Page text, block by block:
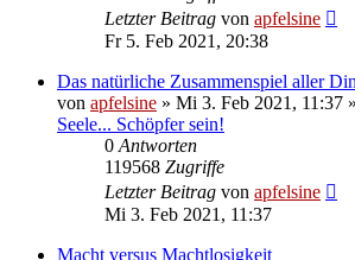
Letzter Beitrag von apfelsine
Fr 5. Feb 2021, 20:38
Das natürliche Zusammenspiel aller
von apfelsine » Mi 3. Feb 2021, 11:37
Seele... Schöpfer sein!
0Antworten
119568 Zugriffe
Letzter Beitrag von apfelsine
Mi 3. Feb 2021, 11:37
Macht versus Machtlosigkeit